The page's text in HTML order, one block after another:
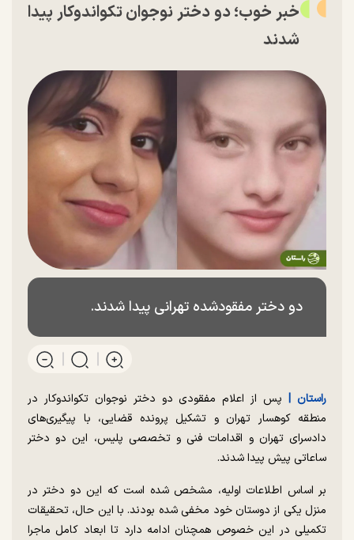
خبر خوب؛ دو دختر نوجوان تکواندوکار پیدا
شدند
دو دختر مفقودشده تهرانی پیدا شدند.
راستان |پس از اعلام مفقودی دو دختر نوجوان تکواندوکار در
منطقه کوهسار تهران و تشکیل پرونده قضایی، با پیگیری‌های
دادسرای تهران و اقدامات فنی و تخصصی پلیس، این دو دختر
ساعاتی پیش پیدا شدند.
بر اساس اطلاعات اولیه، مشخص شده است که این دو دختر در
منزل یکی از دوستان خود مخفی شده بودند. با این حال، تحقیقات
تکمیلی در این خصوص همچنان ادامه دارد تا ابعاد کامل ماجرا